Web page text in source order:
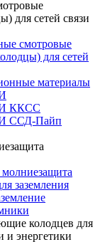
для сетей связи
смотровые
для сетей
материалы
ККСС
ССД-Пайп
заземления
колодцев для
и энергетики